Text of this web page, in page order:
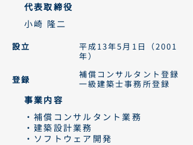
​代表取締役
小崎 隆二​
​設立
​登録
平成13年5月1日（2001
年）
補償コンサルタント登録
一級建築士事務所登録
事業内容
・補償コンサルタント業務
・建築設計業務
・ソフトウェア開発